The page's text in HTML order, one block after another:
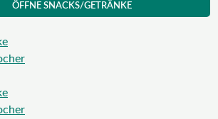
ÖFFNE SNACKS/GETRÄNKE